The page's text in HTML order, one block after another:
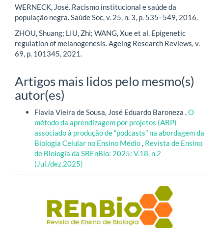
WERNECK, José. Racismo institucional e saúde da
população negra. Saúde Soc, v. 25, n. 3, p. 535–549, 2016.
ZHOU, Shuang; LIU, Zhi; WANG, Xue et al. Epigenetic
regulation of melanogenesis. Ageing Research Reviews, v.
69, p. 101345, 2021.
Artigos mais lidos pelo mesmo(s)
autor(es)
Flavia Vieira de Sousa, José Eduardo Baroneza ,O
método da aprendizagem por projetos (ABP)
associado à produção de “podcasts” na abordagem da
Biologia Celular no Ensino Médio, Revista de Ensino
de Biologia da SBEnBio: 2025: V.18, n.2
(Jul./dez.2025)